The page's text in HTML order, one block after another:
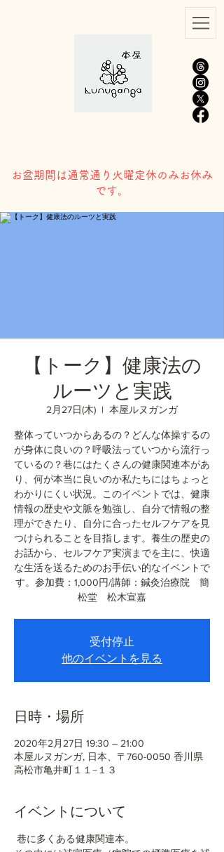
​お盆期間は通常通り火曜定休のみお休み
です。
【トーク】健康法の
ルーツと実践
2月27日(木)
  |
本屋ルヌガンガ
整体っていつからあるの？どんな体操するの
が身体に良いの？呼吸法っていつから流行っ
ているの？巷にはたくさんの健康関連本があ
り、何が本当に良いのか私たちにはちょっと
わかりにくい状況。このイベントでは、健康
情報の歴史や文脈を勉強し、自分で情報の整
理ができたり、自分に合ったセルフケアを見
つけられることを目指します。養生の歴史の
お話から、セルフケア実演までを主に、快適
な生活を送るためのお手伝い的なイベントで
す。参加費：1,000円/講師：鍼灸治療院 簡
松堂 松木宣嘉
受付停止
他のイベントを見る
日時・場所
2020年2月27日 19:30 – 21:00
本屋ルヌガンガ, 日本、〒760-0050 香川県
高松市亀井町１１−１３
イベントについて
巷に多くある健康関連本。